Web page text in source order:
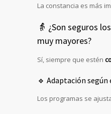
La constancia es más
👵 ¿Son seguros
muy mayores?
Sí, siempre que estén
🔹 Adaptación
Los programas se